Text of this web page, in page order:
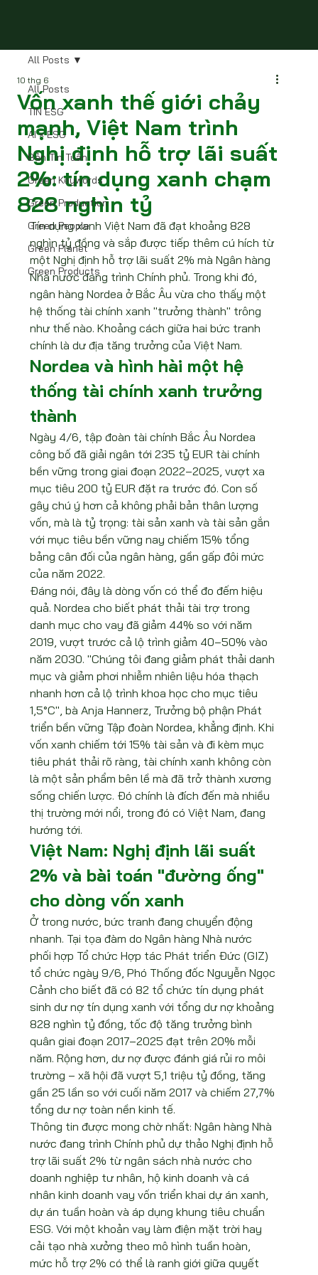
All Posts
TIN ESG
AI × ESG
Bản Tin Tuần
Green Keywords
Green Production
Green People
Green Planet
Green Products
All Posts
Vốn xanh thế giới chảy
mạnh, Việt Nam trình
Nghị định hỗ trợ lãi suất
2%: tín dụng xanh chạm
828 nghìn tỷ
10 thg 6
Tín dụng xanh Việt Nam đã đạt khoảng 828
nghìn tỷ đồng và sắp được tiếp thêm cú hích từ
một Nghị định hỗ trợ lãi suất 2% mà Ngân hàng
Nhà nước đang trình Chính phủ. Trong khi đó,
ngân hàng Nordea ở Bắc Âu vừa cho thấy một
hệ thống tài chính xanh "trưởng thành" trông
như thế nào. Khoảng cách giữa hai bức tranh
chính là dư địa tăng trưởng của Việt Nam.
Nordea và hình hài một hệ
thống tài chính xanh trưởng
thành
Ngày 4/6, tập đoàn tài chính Bắc Âu Nordea
công bố đã giải ngân tới 235 tỷ EUR tài chính
bền vững trong giai đoạn 2022–2025, vượt xa
mục tiêu 200 tỷ EUR đặt ra trước đó. Con số
gây chú ý hơn cả không phải bản thân lượng
vốn, mà là tỷ trọng: tài sản xanh và tài sản gắn
với mục tiêu bền vững nay chiếm 15% tổng
bảng cân đối của ngân hàng, gần gấp đôi mức
của năm 2022.
Đáng nói, đây là dòng vốn có thể đo đếm hiệu
quả. Nordea cho biết phát thải tài trợ trong
danh mục cho vay đã giảm 44% so với năm
2019, vượt trước cả lộ trình giảm 40–50% vào
năm 2030. "Chúng tôi đang giảm phát thải danh
mục và giảm phơi nhiễm nhiên liệu hóa thạch
nhanh hơn cả lộ trình khoa học cho mục tiêu
1,5°C", bà Anja Hannerz, Trưởng bộ phận Phát
triển bền vững Tập đoàn Nordea, khẳng định. Khi
vốn xanh chiếm tới 15% tài sản và đi kèm mục
tiêu phát thải rõ ràng, tài chính xanh không còn
là một sản phẩm bên lề mà đã trở thành xương
sống chiến lược. Đó chính là đích đến mà nhiều
thị trường mới nổi, trong đó có Việt Nam, đang
hướng tới.
Việt Nam: Nghị định lãi suất
2% và bài toán "đường ống"
cho dòng vốn xanh
Ở trong nước, bức tranh đang chuyển động
nhanh. Tại tọa đàm do Ngân hàng Nhà nước
phối hợp Tổ chức Hợp tác Phát triển Đức (GIZ)
tổ chức ngày 9/6, Phó Thống đốc Nguyễn Ngọc
Cảnh cho biết đã có 82 tổ chức tín dụng phát
sinh dư nợ tín dụng xanh với tổng dư nợ khoảng
828 nghìn tỷ đồng, tốc độ tăng trưởng bình
quân giai đoạn 2017–2025 đạt trên 20% mỗi
năm. Rộng hơn, dư nợ được đánh giá rủi ro môi
trường – xã hội đã vượt 5,1 triệu tỷ đồng, tăng
gần 25 lần so với cuối năm 2017 và chiếm 27,7%
tổng dư nợ toàn nền kinh tế.
Thông tin được mong chờ nhất: Ngân hàng Nhà
nước đang trình Chính phủ dự thảo Nghị định hỗ
trợ lãi suất 2% từ ngân sách nhà nước cho
doanh nghiệp tư nhân, hộ kinh doanh và cá
nhân kinh doanh vay vốn triển khai dự án xanh,
dự án tuần hoàn và áp dụng khung tiêu chuẩn
ESG. Với một khoản vay làm điện mặt trời hay
cải tạo nhà xưởng theo mô hình tuần hoàn,
mức hỗ trợ 2% có thể là ranh giới giữa quyết